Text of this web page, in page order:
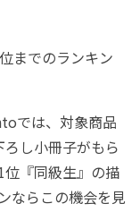
までのランキン
では、対象商品
し小冊子がもら
『同級生』の描
ならこの機会を見